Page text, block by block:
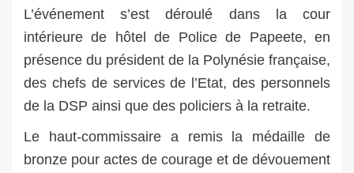
L’événement s’est déroulé dans la cour
intérieure de hôtel de Police de Papeete, en
présence du président de la Polynésie française,
des chefs de services de l’Etat, des personnels
de la DSP ainsi que des policiers à la retraite.
Le haut-commissaire a remis la médaille de
bronze pour actes de courage et de dévouement